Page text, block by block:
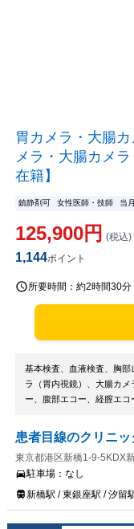
胃カメラ・大腸
メラ・大腸カメ
在籍】
鎮静剤可 女性医師・技師 当
125,900円 (税込)
1,144ポイント
所要時間： 約2時間30分
基本検査、血液検査、胸部
ラ（胃内視鏡）、大腸カ
ー、腹部エコー、経膣エ
患者目線のクリニ
東京都港区新橋1-9-5KDX
駐車場： なし
新橋駅 / 東銀座駅 / 汐留